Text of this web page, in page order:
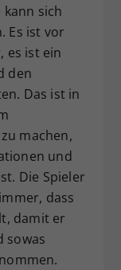
sich
Es ist vor
es ist ein
den
Das ist in
machen,
und
Die Spieler
dass
damit er
sowas